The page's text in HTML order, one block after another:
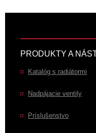
PRODUKTY A
Katalóg s radiátormi
Nadpájacie ventily
Príslušenstvo